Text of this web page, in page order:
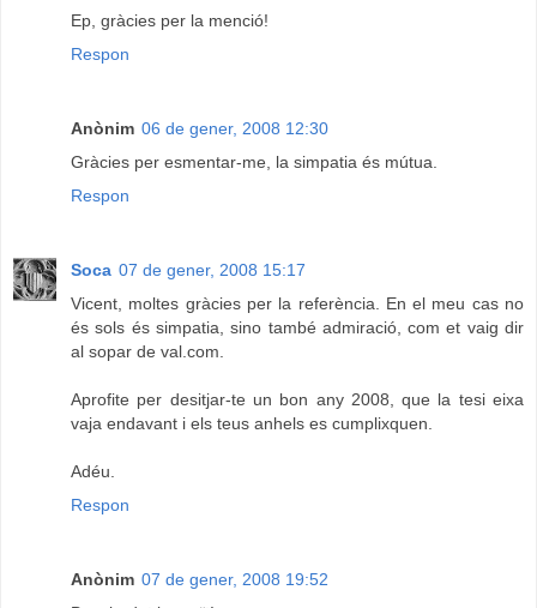
Ep, gràcies per la menció!
Respon
Anònim 06 de gener, 2008 12:30
Gràcies per esmentar-me, la simpatia és mútua.
Respon
Soca 07 de gener, 2008 15:17
Vicent, moltes gràcies per la referència. En el meu cas no
és sols és simpatia, sino també admiració, com et vaig dir
al sopar de val.com.
Aprofite per desitjar-te un bon any 2008, que la tesi eixa
vaja endavant i els teus anhels es cumplixquen.
Adéu.
Respon
Anònim 07 de gener, 2008 19:52